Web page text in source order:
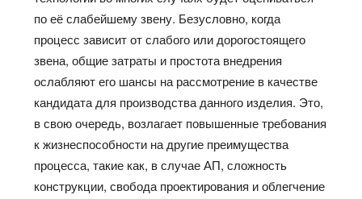
по её слабейшему звену. Безусловно, когда
процесс зависит от слабого или дорогостоящего
звена, общие затраты и простота внедрения
ослабляют его шансы на рассмотрение в качестве
кандидата для производства данного изделия. Это,
в свою очередь, возлагает повышенные требования
к жизнеспособности на другие преимущества
процесса, такие как, в случае АП, сложность
конструкции, свобода проектирования и облегчение